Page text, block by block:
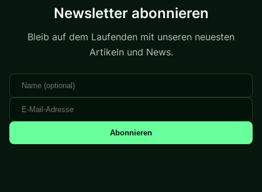
Newsletter abonnieren
Bleib auf dem Laufenden mit unseren neuesten
Artikeln und News.
Abonnieren